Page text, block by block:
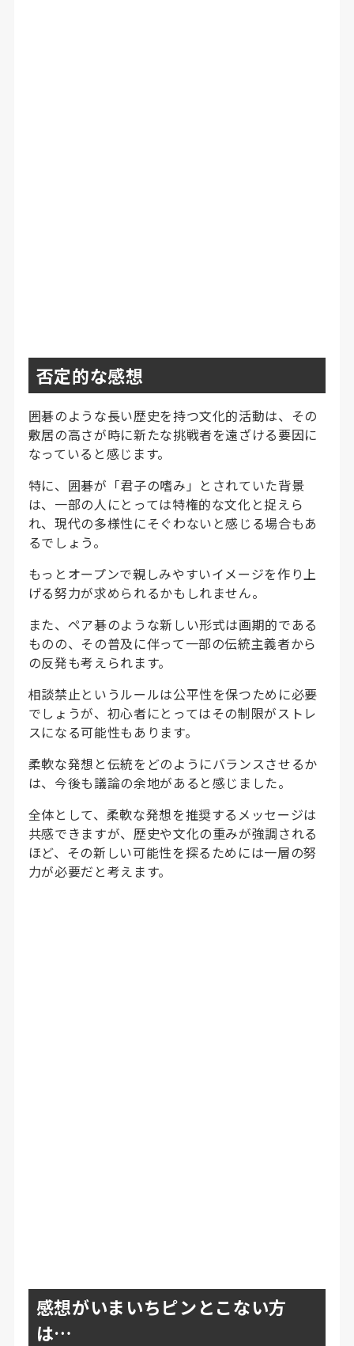
否定的な感想
囲碁のような長い歴史を持つ文化的活動は、その
敷居の高さが時に新たな挑戦者を遠ざける要因に
なっていると感じます。
特に、囲碁が「君子の嗜み」とされていた背景
は、一部の人にとっては特権的な文化と捉えら
れ、現代の多様性にそぐわないと感じる場合もあ
るでしょう。
もっとオープンで親しみやすいイメージを作り上
げる努力が求められるかもしれません。
また、ペア碁のような新しい形式は画期的である
ものの、その普及に伴って一部の伝統主義者から
の反発も考えられます。
相談禁止というルールは公平性を保つために必要
でしょうが、初心者にとってはその制限がストレ
スになる可能性もあります。
柔軟な発想と伝統をどのようにバランスさせるか
は、今後も議論の余地があると感じました。
全体として、柔軟な発想を推奨するメッセージは
共感できますが、歴史や文化の重みが強調される
ほど、その新しい可能性を探るためには一層の努
力が必要だと考えます。
感想がいまいちピンとこない方
は…